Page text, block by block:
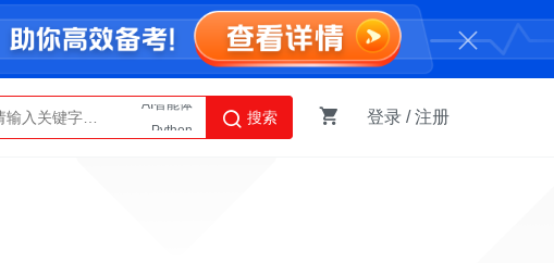
AI智能体
搜索 登录 /注册